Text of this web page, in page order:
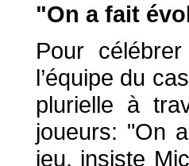
"On a fait
Pour
l’équipe du
plurielle à
joueurs: "On
jeu, insiste